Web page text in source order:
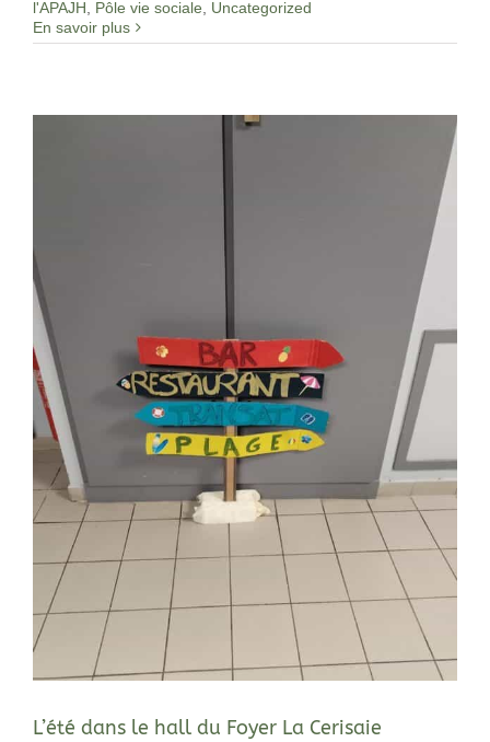
l'APAJH Pôle vie sociale
Uncategorized
En savoir plus
L’été dans le hall du Foyer La Cerisaie